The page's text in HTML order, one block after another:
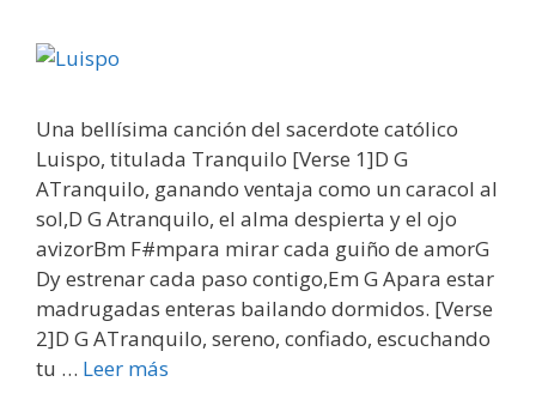
Una bellísima canción del sacerdote católico
Luispo, titulada Tranquilo [Verse 1]D G
ATranquilo, ganando ventaja como un caracol al
sol,D G Atranquilo, el alma despierta y el ojo
avizorBm F#mpara mirar cada guiño de amorG
Dy estrenar cada paso contigo,Em G Apara estar
madrugadas enteras bailando dormidos. [Verse
2]D G ATranquilo, sereno, confiado, escuchando
tu … Leer más